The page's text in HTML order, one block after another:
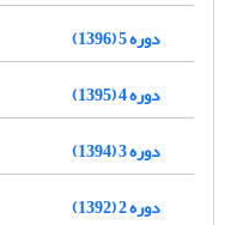
دوره 5 (1396)
دوره 4 (1395)
دوره 3 (1394)
دوره 2 (1392)